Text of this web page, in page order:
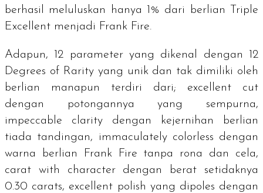
berhasil meluluskan hanya 1% dari berlian
Triple
Excellent menjadi Frank Fire.
Adapun, 12 parameter yang dikenal dengan 12
Degrees of Rarityyang unik dan tak dimiliki oleh
berlian manapun terdiri dari; excellent cut
dengan potongannya yang sempurna,
impeccable clarity dengan kejernihan berlian
tiada tandingan, immaculately colorless dengan
warna berlian Frank Fire tanpa rona dan cela,
carat with character dengan berat setidaknya
0.30 carats, excellent polish yang dipoles dengan